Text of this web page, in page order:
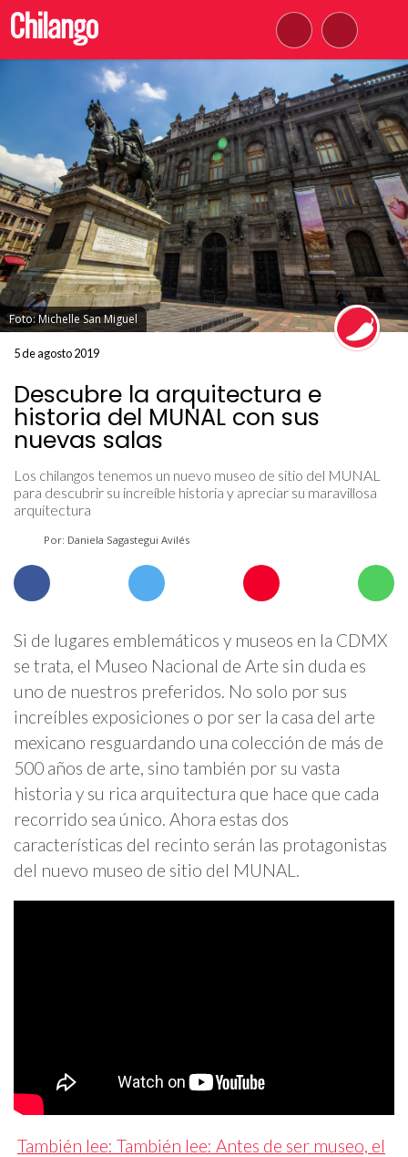
Foto: Michelle San Miguel
5 de agosto 2019
Descubre la arquitectura e
historia del MUNAL con sus
nuevas salas
Los chilangos tenemos un nuevo museo de sitio del MUNAL
para descubrir su increíble historia y apreciar su maravillosa
arquitectura
Por: Daniela Sagastegui Avilés
Si de lugares emblemáticos y museos en la CDMX
se trata, el Museo Nacional de Arte sin duda es
uno de nuestros preferidos. No solo por sus
increíbles exposiciones o por ser la casa del arte
mexicano resguardando una colección de más de
500 años de arte, sino también por su vasta
historia y su rica arquitectura que hace que cada
recorrido sea único. Ahora estas dos
características del recinto serán las protagonistas
del nuevo museo de sitio del MUNAL.
También lee: También lee: Antes de ser museo, el